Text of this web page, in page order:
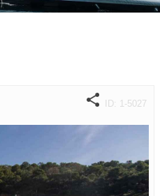
ID: 1-5027